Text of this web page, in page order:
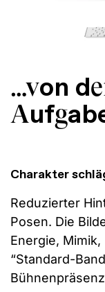
…von d
Aufg
Charakter
Reduzierter
Posen. Die
Energie,
“Standard-